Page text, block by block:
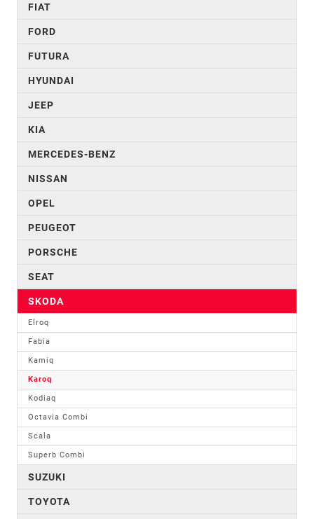
FIAT
FORD
FUTURA
HYUNDAI
JEEP
KIA
MERCEDES-BENZ
NISSAN
OPEL
PEUGEOT
PORSCHE
SEAT
SKODA
Elroq
Fabia
Kamiq
Karoq
Kodiaq
Octavia Combi
Scala
Superb Combi
SUZUKI
TOYOTA